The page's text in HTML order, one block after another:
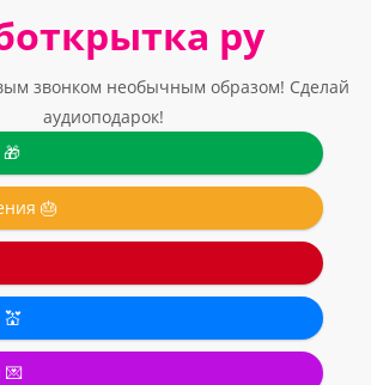
ру
звонком необычным образом! Сделай
аудиоподарок!
🎂
💌